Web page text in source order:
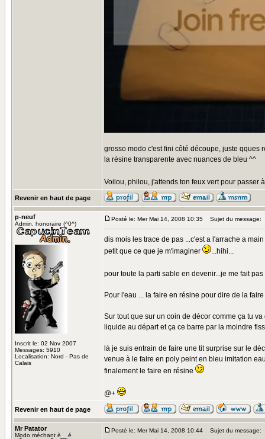
grosso modo c'est fini côté découpe, juste qques
la résine transparente avec nuances de bleu ^^
Voilou, philou, j'attends ton feux vert pour passer
Revenir en haut de page
p-neuf
Admin. honoraire (^0^)
Inscrit le: 02 Nov 2007
Messages: 5910
Localisation: Nord - Pas de
Calais
Posté le: Mer Mai 14, 2008 10:35 Sujet du message:
dis mois les trace de pas ...c'est a l'arrache a
petit que ce que je m'imaginer
...hihi...
pour toute la parti sable en devenir...je me fait
Pour l'eau ... la faire en résine pour dire de la
Sur tout que sur un coin de décor comme ça tu
liquide au départ et ça ce barre par la moindre
là je suis entrain de faire une tit surprise sur le
venue à le faire en poly peint en bleu imitation
finalement le faire en résine
@+
Revenir en haut de page
Mr Patator
Modo méchant è__é
Posté le: Mer Mai 14, 2008 10:44 Sujet du message: